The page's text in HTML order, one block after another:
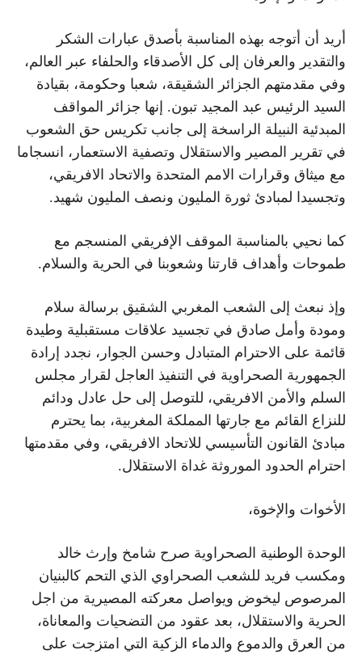
أريد أن أتوجه بهذه المناسبة بأصدق عبارات الشكر
والتقدير والعرفان إلى كل الأصدقاء والحلفاء عبر العالم،
وفي مقدمتهم الجزائر الشقيقة، شعبا وحكومة، بقيادة
السيد الرئيس عبد المجيد تبون. إنها جزائر المواقف
المبدئية النبيلة الراسخة إلى جانب تكريس حق الشعوب
في تقرير المصير والاستقلال وتصفية الاستعمار، انسجاما
مع ميثاق وقرارات الامم المتحدة والاتحاد الافريقي،
وتجسيدا لمبادئ ثورة المليون ونصف المليون شهيد.
كما نحيي بالمناسبة الموقف الإفريقي المنسجم مع
طموحات وأهداف قارتنا وشعوبنا في الحرية والسلام.
وإذ نبعث إلى الشعب المغربي الشقيق برسالة سلام
ومودة وأمل صادق في تجسيد علاقات مستقبلية وطيدة
قائمة على الاحترام المتبادل وحسن الجوار، نجدد إرادة
الجمهورية الصحراوية في التنفيذ العاجل لقرار مجلس
السلم والأمن الافريقي، للتوصل إلى حل عادل ودائم
للنزاع القائم مع جارتها المملكة المغربية، بما يحترم
مبادئ القانون التأسيسي للاتحاد الافريقي، وفي مقدمتها
احترام الحدود الموروثة غداة الاستقلال.
الأخوات والإخوة،
الوحدة الوطنية الصحراوية صرح شامخ وإرث خالد
ومكسب فريد للشعب الصحراوي الذي التحم كالبنيان
المرصوص ليخوض ويواصل معركته المصيرية من اجل
الحرية والاستقلال، بعد عقود من التضحيات والمعاناة،
من العرق والدموع والدماء الزكية التي امتزجت على